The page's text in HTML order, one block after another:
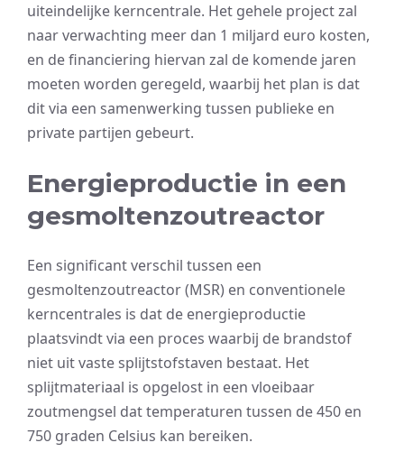
uiteindelijke kerncentrale. Het gehele project zal
naar verwachting meer dan 1 miljard euro kosten,
en de financiering hiervan zal de komende jaren
moeten worden geregeld, waarbij het plan is dat
dit via een samenwerking tussen publieke en
private partijen gebeurt.
Energieproductie in een
gesmoltenzoutreactor
Een significant verschil tussen een
gesmoltenzoutreactor (MSR) en conventionele
kerncentrales is dat de energieproductie
plaatsvindt via een proces waarbij de brandstof
niet uit vaste splijtstofstaven bestaat. Het
splijtmateriaal is opgelost in een vloeibaar
zoutmengsel dat temperaturen tussen de 450 en
750 graden Celsius kan bereiken.